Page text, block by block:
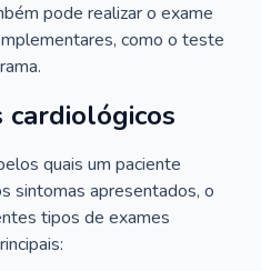
pode realizar o exame
como o teste
cardiológicos
quais um paciente
sintomas apresentados, o
tipos de exames